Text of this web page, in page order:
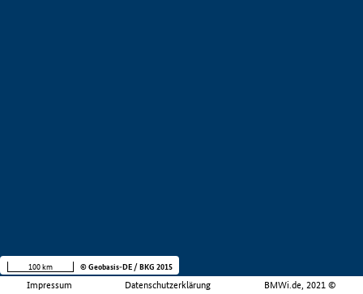
Impressum Datenschutzerklärung BMWi.de, 2021 ©
100 km © Geobasis-DE / BKG 2015